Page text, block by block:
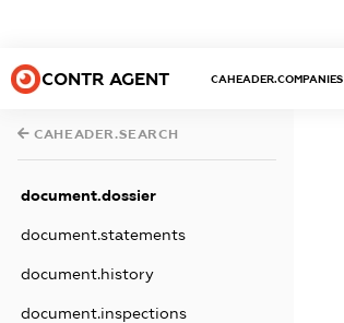
CONTR AGENT CAHEADER.COMPANIES
CAHEADER.SEARCH
document.dossier
document.statements
document.history
document.inspections